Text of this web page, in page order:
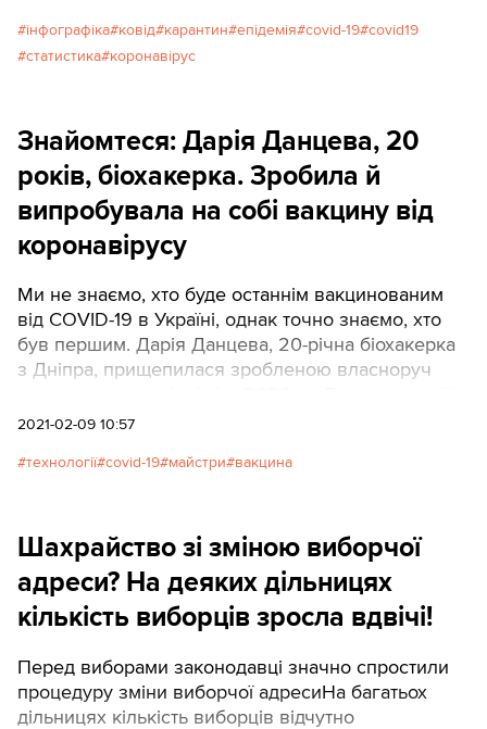
інфографіка ковід карантин епідемія covid-19 covid19
статистика коронавірус
Знайомтеся: Дарія Данцева, 20
років, біохакерка. Зробила й
випробувала на собі вакцину від
коронавірусу
Ми не знаємо, хто буде останнім вакцинованим
від COVID-19 в Україні, однак точно знаємо, хто
був першим. Дарія Данцева, 20-річна біохакерка
з Дніпра, прищепилася зробленою власноруч
виготовлення був показаний у серії відео на
документах.Хто такі біохакери, з чого складається
інтерв’ю для ТЕКСТІВ. У розмові Дарія пропонує
вимовляти її ім’я із наголосом на другий склад.
2021-02-09 10:57
технології covid-19 майстри вакцина
Шахрайство зі зміною виборчої
адреси? На деяких дільницях
кількість виборців зросла вдвічі!
Перед виборами законодавці значно спростили
процедуру зміни виборчої адресиНа багатьох
дільницях кількість виборців відчутно